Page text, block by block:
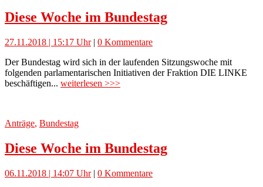
Diese Woche im Bundestag
27.11.2018 | 15:17 Uhr| 0 Kommentare
Der Bundestag wird sich in der laufenden Sitzungswoche mit
folgenden parlamentarischen Initiativen der Fraktion DIE LINKE
beschäftigen... weiterlesen >>>
Anträge, Bundestag
Diese Woche im Bundestag
06.11.2018 | 14:07 Uhr| 0 Kommentare